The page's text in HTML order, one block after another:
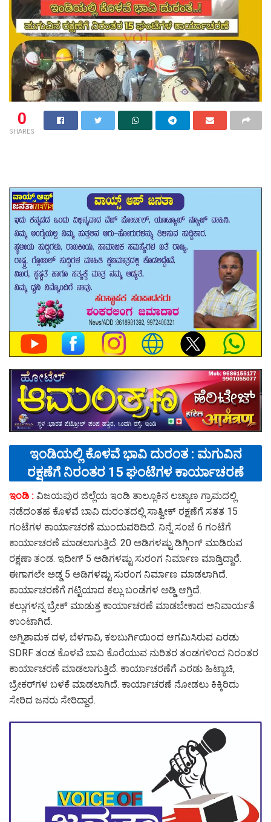
0
SHARES
ಇಂಡಿಯಲ್ಲಿ ಕೊಳವೆ ಭಾವಿ ದುರಂತ : ಮಗುವಿನ
ರಕ್ಷಣೆಗೆ ನಿರಂತರ 15 ಘಂಟೆಗಳ ಕಾರ್ಯಾಚರಣೆ
ಇಂಡಿ : ವಿಜಯಪುರ ಜಿಲ್ಲೆಯ ಇಂಡಿ ತಾಲ್ಲೂಕಿನ ಲಚ್ಯಾಣ ಗ್ರಾಮದಲ್ಲಿ
ನಡೆದಂತಹ ಕೊಳವೆ ಬಾವಿ ದುರಂತದಲ್ಲಿ ಸಾತ್ವೀಕ್ ರಕ್ಷಣೆಗೆ ಸತತ 15
ಗಂಟೆಗಳ ಕಾರ್ಯಾಚರಣೆ ಮುಂದುವರಿದಿದೆ. ನಿನ್ನೆ ಸಂಜೆ 6 ಗಂಟೆಗೆ
ಕಾರ್ಯಾಚರಣೆ ಮಾಡಲಾಗುತ್ತಿದೆ. 20 ಅಡಿಗಳಷ್ಟು ಡಿಗ್ಗಿಂಗ್ ಮಾಡಿರುವ
ರಕ್ಷಣಾ ತಂಡ. ಇದೀಗ್ 5 ಅಡಿಗಳಷ್ಟು ಸುರಂಗ ನಿರ್ಮಾಣ ಮಾಡ್ತಿದ್ದಾರೆ.
ಈಗಾಗಲೇ ಅಡ್ಡ 5 ಅಡಿಗಳಷ್ಟು ಸುರಂಗ ನಿರ್ಮಾಣ ಮಾಡಲಾಗಿದೆ.
ಕಾರ್ಯಾಚರಣೆಗೆ ಗಟ್ಟಿಯಾದ ಕಲ್ಲು ಬಂಡೆಗಳ ಅಡ್ಡಿ ಆಗ್ತಿದೆ.
ಕಲ್ಲುಗಳನ್ನ ಬ್ರೇಕ್ ಮಾಡುತ್ತ ಕಾರ್ಯಾಚರಣೆ ಮಾಡಬೇಕಾದ ಅನಿವಾರ್ಯತೆ
ಉಂಟಾಗಿದೆ.
ಅಗ್ನಿಶಾಮಕ ದಳ, ಬೆಳಗಾವಿ, ಕಲಬುರ್ಗಿಯಿಂದ ಆಗಮಿಸಿರುವ ಎರಡು
SDRF ತಂಡ ಕೊಳವೆ ಬಾವಿ ಕೊರೆಯುವ ನುರಿತರ ತಂಡಗಳಿಂದ ನಿರಂತರ
ಕಾರ್ಯಾಚರಣೆ ಮಾಡಲಾಗುತ್ತಿದೆ. ಕಾರ್ಯಾಚರಣೆಗೆ ಎರಡು ಹಿಟ್ಯಾಚಿ,
ಬ್ರೇಕರ್‌ಗಳ ಬಳಕೆ ಮಾಡಲಾಗಿದೆ. ಕಾರ್ಯಾಚರಣೆ ನೋಡಲು ಕಿಕ್ಕಿರಿದು
ಸೇರಿದ ಜನರು ಸೇರಿದ್ದಾರೆ.